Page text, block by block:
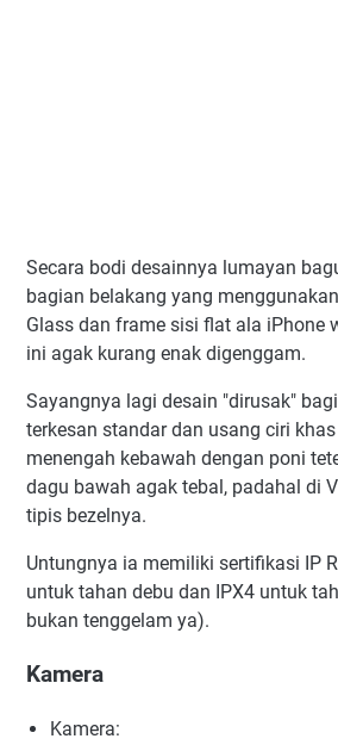
Secara bodi desainnya lumayan
bagian belakang yang
Glass dan frame sisi flat ala iPhone
ini agak kurang enak digenggam.
Sayangnya lagi desain "dirusak"
terkesan standar dan usang ciri
menengah kebawah dengan poni
dagu bawah agak tebal, padahal di
tipis bezelnya.
Untungnya ia memiliki sertifikasi IP
untuk tahan debu dan IPX4 untuk
bukan tenggelam ya).
Kamera
Kamera: